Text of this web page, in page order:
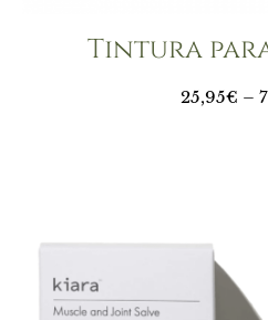
Tintura
25,95€ –